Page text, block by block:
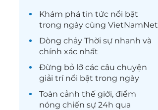
Khám phá tin tức nổi bật
trong ngày cùng VietNamNet
Dòng chảy Thời sự nhanh và
chính xác nhất
Đừng bỏ lỡ các câu chuyện
giải trínổi bật trong ngày
Toàn cảnh thế giới, điểm
nóng chiến sự 24h qua